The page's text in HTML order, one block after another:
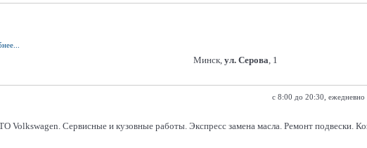
Минск, ул. Серова, 1
с 8:00 до 20:30,
Сервисные и кузовные работы. Экспресс замена масла. Ремонт подвески.